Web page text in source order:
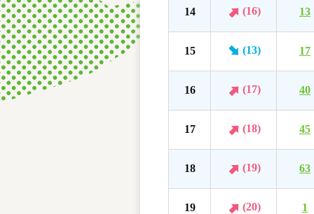
14 (16) 13
15 (13) 17
16 (17) 40
17 (18) 45
18 (19) 63
19 (20) 1